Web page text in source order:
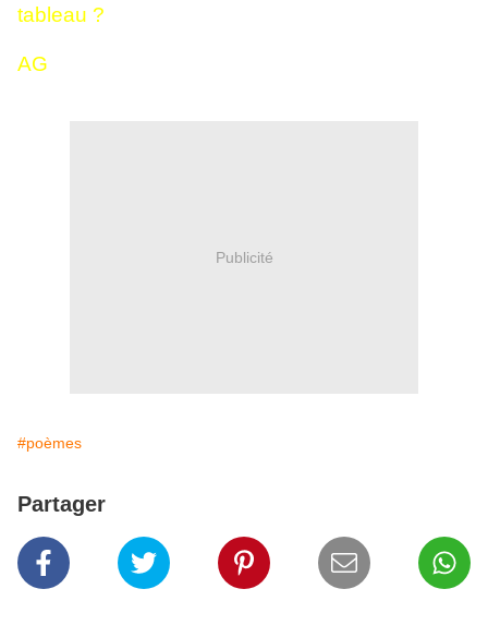
tableau ?
AG
Publicité
#poèmes
Partager